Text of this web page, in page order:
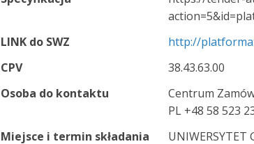
LINK do SWZ
http://
CPV
38.43.63.00
Osoba do kontaktu
Centrum
PL +48 58 523
Miejsce i termin składania
UNIWERSYTET